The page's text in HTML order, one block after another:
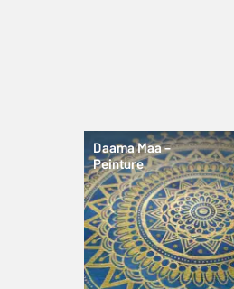
Daama Maa –
Peinture